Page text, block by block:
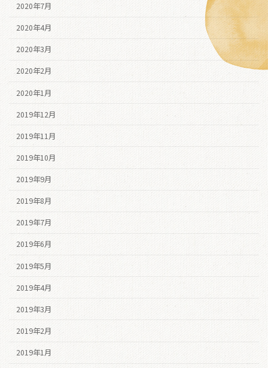
2020年7月
2020年4月
2020年3月
2020年2月
2020年1月
2019年12月
2019年11月
2019年10月
2019年9月
2019年8月
2019年7月
2019年6月
2019年5月
2019年4月
2019年3月
2019年2月
2019年1月